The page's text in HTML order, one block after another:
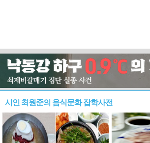
시인 최원준의 음식문화 잡학사전